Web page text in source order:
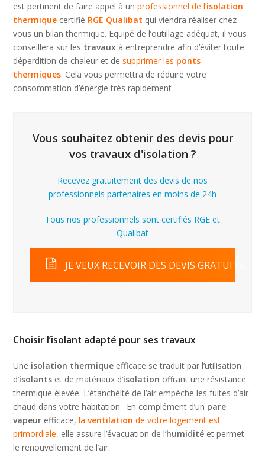
est pertinent de faire appel à unprofessionnel de l’isolation
thermique certifié RGE Qualibat qui viendra réaliser chez
vous un bilan thermique. Equipé de l’outillage adéquat, il vous
conseillera sur les travaux à entreprendre afin d’éviter toute
déperdition de chaleur et desupprimer les ponts
thermiques. Cela vous permettra de réduire votre
consommation d’énergie très rapidement
Vous souhaitez obtenir des devis pour
vos travaux d'isolation ?
Recevez gratuitement des devis de nos
professionnels partenaires en moins de 24h
Tous nos professionnels sont certifiés RGE et
Qualibat
JE VEUX RECEVOIR DES DEVIS GRATUITS
Choisir l’isolant adapté pour ses travaux
Une isolation thermique efficace se traduit par l’utilisation
d’isolants et de matériaux d’isolation offrant une résistance
thermique élevée. L’étanchéité de l’air empêche les fuites d’air
chaud dans votre habitation. En complément d’un pare
vapeur efficace,laventilation de votre logement est
primordiale, elle assure l’évacuation de l’humidité et permet
le renouvellement de l’air.